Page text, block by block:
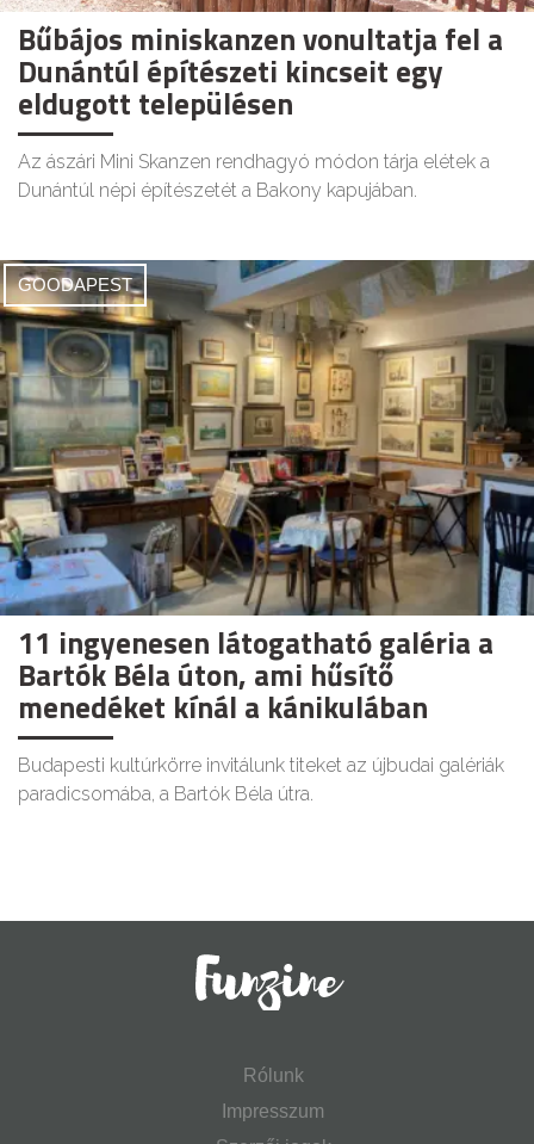
Bűbájos miniskanzen vonultatja fel a
Dunántúl építészeti kincseit egy
eldugott településen
Az ászári Mini Skanzen rendhagyó módon tárja elétek a
Dunántúl népi építészetét a Bakony kapujában.
GOODAPEST
11 ingyenesen látogatható galéria a
Bartók Béla úton, ami hűsítő
menedéket kínál a kánikulában
Budapesti kultúrkörre invitálunk titeket az újbudai galériák
paradicsomába, a Bartók Béla útra.
Rólunk
Impresszum